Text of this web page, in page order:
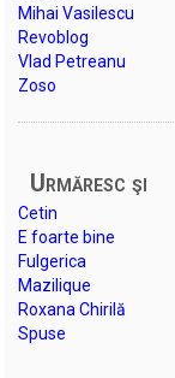
Mihai Vasilescu
Revoblog
Vlad Petreanu
Zoso
Urmăresc şi
Cetin
E foarte bine
Fulgerica
Mazilique
Roxana Chirilă
Spuse